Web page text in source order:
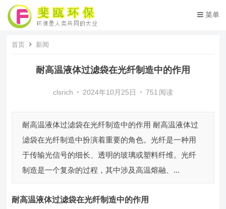
菜单
首页 新闻
耐高温液体过滤袋在光纤制造中的作用
clsrich • 2024年10月25日 • 751 阅读
耐高温液体过滤袋在光纤制造中的作用 耐高温液体过
滤袋在光纤制造中扮演着重要的角色。光纤是一种用
于传输光信号的细长、透明的玻璃或塑料纤维。光纤
制造是一个复杂的过程，其中涉及高温熔融、...
耐高温液体过滤袋在光纤制造中的作用